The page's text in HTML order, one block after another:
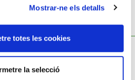
Mostrar-ne els detalls
totes les cookies
la selecció